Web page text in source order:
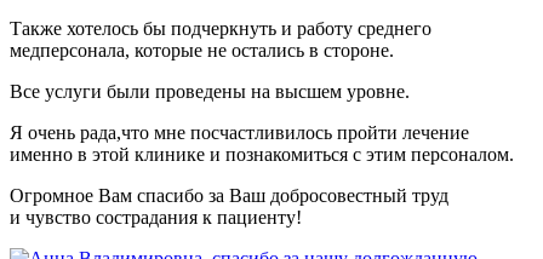
Также хотелось бы подчеркнуть и работу среднего
медперсонала, которые не остались в стороне.
Все услуги были проведены на высшем уровне.
Я очень рада,что мне посчастливилось пройти лечение
именно в этой клинике и познакомиться с этим персоналом.
Огромное Вам спасибо за Ваш добросовестный труд
и чувство сострадания к пациенту!